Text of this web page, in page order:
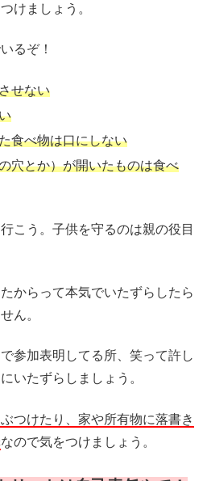
けましょう。
るぞ！
せない
食べ物は口にしない
穴とか）が開いたものは食べ
こう。子供を守るのは親の役目
からって本気でいたずらしたら
ん。
参加表明してる所、笑って許し
いたずらしましょう。
つけたり、家や所有物に落書き
なので気をつけましょう。